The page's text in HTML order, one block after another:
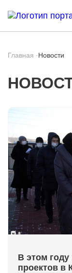
Главная ·Новости
В этом
проектов в